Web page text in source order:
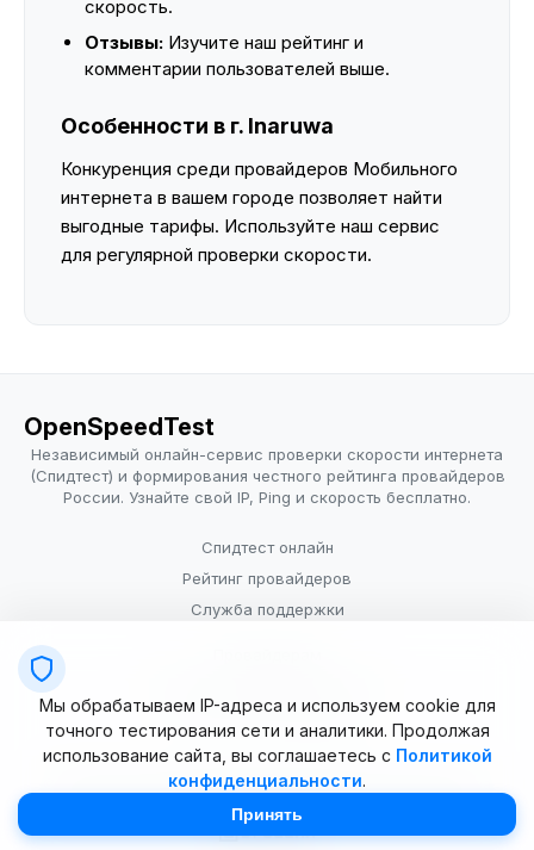
скорость.
Отзывы: Изучите наш рейтинг и
комментарии пользователей выше.
Особенности в г. Inaruwa
Конкуренция среди провайдеров Мобильного
интернета в вашем городе позволяет найти
выгодные тарифы. Используйте наш сервис
для регулярной проверки скорости.
OpenSpeedTest
Независимый онлайн-сервис проверки скорости интернета
(Спидтест) и формирования честного рейтинга провайдеров
России. Узнайте свой IP, Ping и скорость бесплатно.
Спидтест онлайн
Рейтинг провайдеров
Служба поддержки
Условия использования
© 2025–2026 OpenSpeedTest (ИП Долматова В.В.). Все права
Мы обрабатываем IP-адреса и используем cookie для
точного тестирования сети и аналитики. Продолжая
использование сайта, вы соглашаетесь с Политикой
конфиденциальности.
Принять